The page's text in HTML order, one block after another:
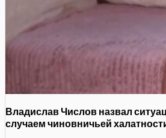
Владислав Числов назвал
случаем чиновничьей